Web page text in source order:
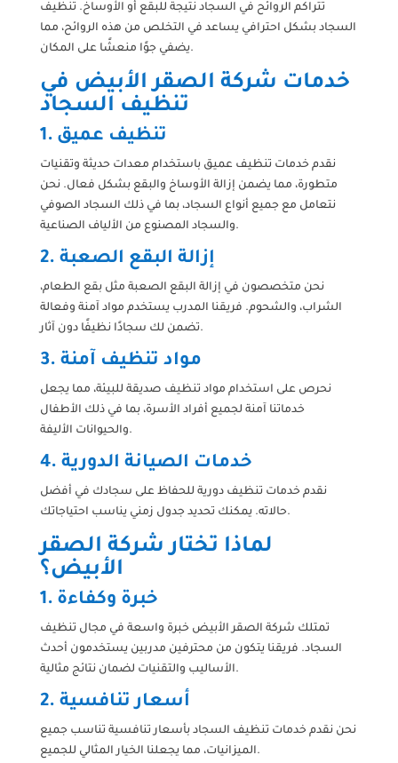
تتراكم الروائح في السجاد نتيجة للبقع أو الأوساخ. تنظيف
السجاد بشكل احترافي يساعد في التخلص من هذه الروائح، مما
يضفي جوًا منعشًا على المكان.
خدمات شركة الصقر الأبيض في
تنظيف السجاد
1. تنظيف عميق
نقدم خدمات تنظيف عميق باستخدام معدات حديثة وتقنيات
متطورة، مما يضمن إزالة الأوساخ والبقع بشكل فعال. نحن
نتعامل مع جميع أنواع السجاد، بما في ذلك السجاد الصوفي
والسجاد المصنوع من الألياف الصناعية.
2. إزالة البقع الصعبة
نحن متخصصون في إزالة البقع الصعبة مثل بقع الطعام،
الشراب، والشحوم. فريقنا المدرب يستخدم مواد آمنة وفعالة
تضمن لك سجادًا نظيفًا دون آثار.
3. مواد تنظيف آمنة
نحرص على استخدام مواد تنظيف صديقة للبيئة، مما يجعل
خدماتنا آمنة لجميع أفراد الأسرة، بما في ذلك الأطفال
والحيوانات الأليفة.
4. خدمات الصيانة الدورية
نقدم خدمات تنظيف دورية للحفاظ على سجادك في أفضل
حالاته. يمكنك تحديد جدول زمني يناسب احتياجاتك.
لماذا تختار شركة الصقر
الأبيض؟
1. خبرة وكفاءة
تمتلك شركة الصقر الأبيض خبرة واسعة في مجال تنظيف
السجاد. فريقنا يتكون من محترفين مدربين يستخدمون أحدث
الأساليب والتقنيات لضمان نتائج مثالية.
2. أسعار تنافسية
نحن نقدم خدمات تنظيف السجاد بأسعار تنافسية تناسب جميع
الميزانيات، مما يجعلنا الخيار المثالي للجميع.